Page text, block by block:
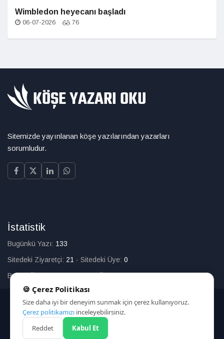
Wimbledon heyecanı başladı
06-07-2026 76
Sitemizde yayınlanan köşe yazılarından yazarları
sorumludur.
İstatistik
Bugünkü Yazı: 133
Sitedeki Ziyaretçi: 21 · Sitedeki Üye: 0
Bugün Üye Olan:0·Toplam Üye:226
© 2025
HAKKIMIZDA
🍪 Çerez Politikası
Size daha iyi bir deneyim sunmak için çerez kullanıyoruz.
Çerez politikamızı inceleyebilirsiniz.
Reddet
Kabul Et